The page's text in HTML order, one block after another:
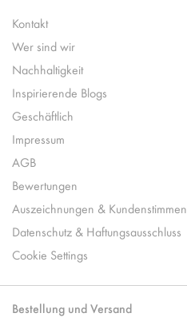
Kontakt
Wer sind wir
Nachhaltigkeit
Inspirierende Blogs
Geschäftlich
Impressum
AGB
Bewertungen
Auszeichnungen & Kundenstimmen
Datenschutz & Haftungsausschluss
Cookie Settings
Bestellung und Versand